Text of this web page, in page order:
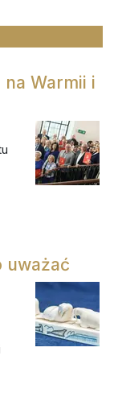
na Warmii i
uważać